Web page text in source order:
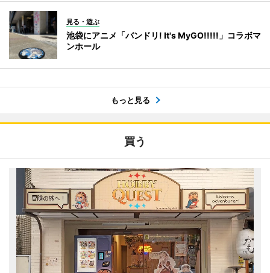
見る・遊ぶ
池袋にアニメ「バンドリ! It's MyGO!!!!!」コラボマ
ンホール
もっと見る
買う